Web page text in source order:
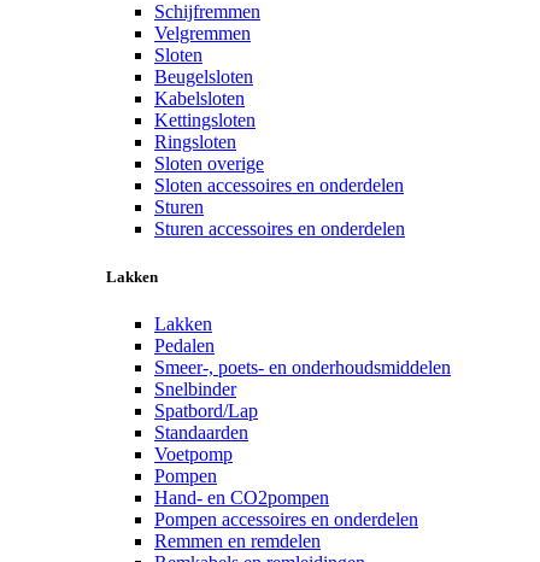
Schijfremmen
Velgremmen
Sloten
Beugelsloten
Kabelsloten
Kettingsloten
Ringsloten
Sloten overige
Sloten accessoires en onderdelen
Sturen
Sturen accessoires en onderdelen
Lakken
Lakken
Pedalen
Smeer-, poets- en onderhoudsmiddelen
Snelbinder
Spatbord/Lap
Standaarden
Voetpomp
Pompen
Hand- en CO2pompen
Pompen accessoires en onderdelen
Remmen en remdelen